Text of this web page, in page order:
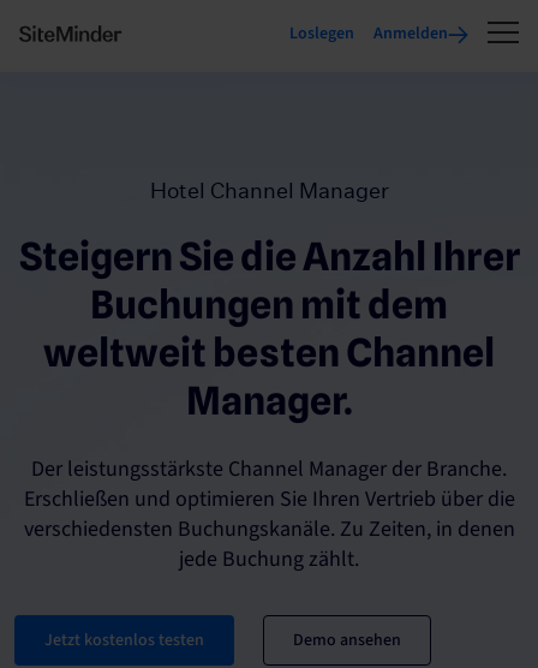
Loslegen Anmelden
Hotel Channel Manager
Steigern Sie die Anzahl Ihrer
Buchungen mit dem
weltweit besten Channel
Manager.
Der leistungsstärkste Channel Manager der Branche.
Erschließen und optimieren Sie Ihren Vertrieb über die
verschiedensten Buchungskanäle. Zu Zeiten, in denen
jede Buchung zählt.
Jetzt kostenlos testen Demo ansehen